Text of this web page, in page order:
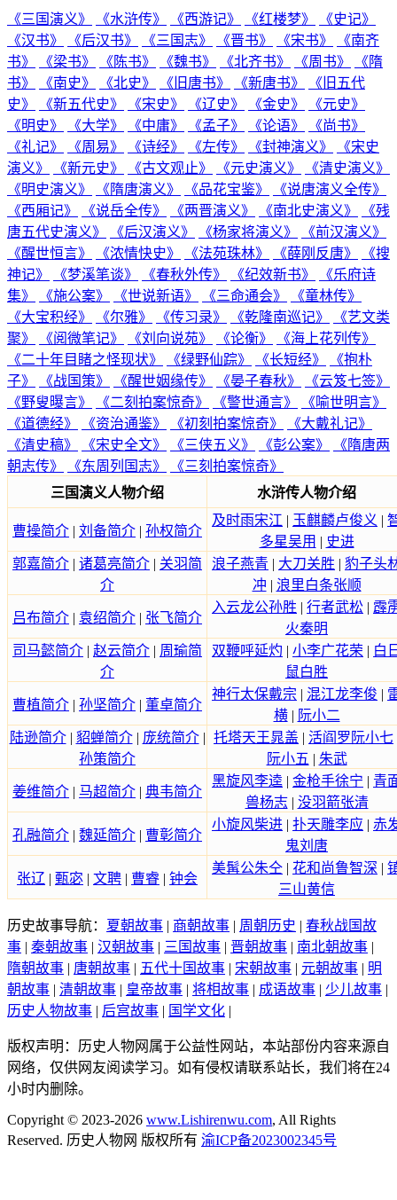
《三国演义》 《水浒传》 《西游记》 《红楼梦》
《史记》
《汉书》
《后汉书》 《三国志》 《晋书》 《宋书》
《南齐
书》
《梁书》 《陈书》 《魏书》 《北齐书》 《周书》
《隋
书》
《南史》 《北史》 《旧唐书》 《新唐书》
《旧五代
史》
《新五代史》 《宋史》 《辽史》 《金史》
《元史》
《明史》
《大学》 《中庸》 《孟子》 《论语》
《尚书》
《礼记》
《周易》 《诗经》 《左传》 《封神演义》
《宋史
演义》
《新元史》 《古文观止》 《元史演义》
《清史演义》
《明史演义》
《隋唐演义》 《品花宝鉴》
《说唐演义全传》
《西厢记》
《说岳全传》 《两晋演义》 《南北史演义》
《残
唐五代史演义》
《后汉演义》 《杨家将演义》
《前汉演义》
《醒世恒言》
《浓情快史》 《法苑珠林》 《薛刚反唐》
《搜
神记》
《梦溪笔谈》 《春秋外传》 《纪效新书》
《乐府诗
集》
《施公案》 《世说新语》 《三命通会》
《童林传》
《大宝积经》
《尔雅》 《传习录》 《乾隆南巡记》
《艺文类
聚》
《阅微笔记》 《刘向说苑》 《论衡》
《海上花列传》
《二十年目睹之怪现状》
《绿野仙踪》 《长短经》
《抱朴
子》
《战国策》 《醒世姻缘传》 《晏子春秋》
《云笈七签》
《野叟曝言》
《二刻拍案惊奇》 《警世通言》
《喻世明言》
《道德经》
《资治通鉴》 《初刻拍案惊奇》
《大戴礼记》
《清史稿》
《宋史全文》 《三侠五义》 《彭公案》
《隋唐两
朝志传》
《东周列国志》
《三刻拍案惊奇》
三国演义人物介绍
水浒传人物介绍
曹操简介 | 刘备简介 | 孙权简介
及时雨宋江 | 玉麒麟卢俊义 |
多星吴用 | 史进
郭嘉简介 | 诸葛亮简介 | 关羽简
介
浪子燕青 | 大刀关胜 | 豹子头
冲 | 浪里白条张顺
吕布简介 | 袁绍简介 | 张飞简介
入云龙公孙胜 | 行者武松 | 霹
火秦明
司马懿简介 | 赵云简介 | 周瑜简
介
双鞭呼延灼 | 小李广花荣 | 白
鼠白胜
曹植简介 | 孙坚简介 | 董卓简介
神行太保戴宗 | 混江龙李俊 |
横| 阮小二
陆逊简介| 貂蝉简介| 庞统简介|
孙策简介
托塔天王晁盖 | 活阎罗阮小七
阮小五 | 朱武
姜维简介 | 马超简介 | 典韦简介
黑旋风李逵 | 金枪手徐宁 | 青
兽杨志| 没羽箭张清
孔融简介 | 魏延简介 | 曹彰简介
小旋风柴进 | 扑天雕李应 | 赤
鬼刘唐
张辽 | 甄宓 | 文聘 | 曹睿 | 钟会
美髯公朱仝 | 花和尚鲁智深 |
三山黄信
历史故事导航： 夏朝故事 | 商朝故事 | 周朝历史 | 春秋战国故
事 | 秦朝故事 | 汉朝故事 | 三国故事 | 晋朝故事 | 南北朝故事 |
隋朝故事 | 唐朝故事 | 五代十国故事 | 宋朝故事 | 元朝故事 | 明
朝故事 | 清朝故事 | 皇帝故事 | 将相故事 | 成语故事 | 少儿故事 |
历史人物故事 | 后宫故事 | 国学文化 |
版权声明：历史人物网属于公益性网站，本站部份内容来源自
网络，仅供网友阅读学习。如有侵权请联系站长，我们将在24
小时内删除。
Copyright © 2023-2026 www.Lishirenwu.com, All Rights
Reserved. 历史人物网 版权所有 渝ICP备2023002345号